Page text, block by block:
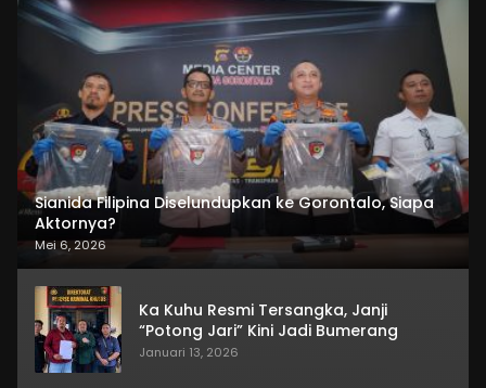
Sianida Filipina Diselundupkan ke Gorontalo, Siapa
Aktornya?
Mei 6, 2026
Ka Kuhu Resmi Tersangka, Janji
“Potong Jari” Kini Jadi Bumerang
Januari 13, 2026